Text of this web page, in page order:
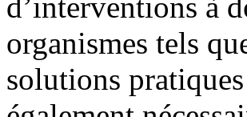
organismes tels
solutions